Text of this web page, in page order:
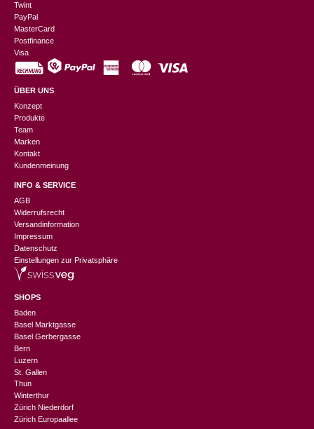
Twint
PayPal
MasterCard
Postfinance
Visa
ÜBER UNS
Konzept
Produkte
Team
Marken
Kontakt
Kundenmeinung
INFO & SERVICE
AGB
Widerrufsrecht
Versandinformation
Impressum
Datenschutz
Einstellungen zur Privatsphäre
SHOPS
Baden
Basel Marktgasse
Basel Gerbergasse
Bern
Luzern
St. Gallen
Thun
Winterthur
Zürich Niederdorf
Zürich Europaallee